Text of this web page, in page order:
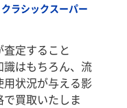
ラシックスーパー
定すること
はもちろん、流
状況が与える影
買取いたしま